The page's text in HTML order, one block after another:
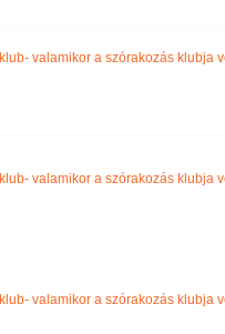
valamikor a szórakozás klubja
valamikor a szórakozás klubja
valamikor a szórakozás klubja